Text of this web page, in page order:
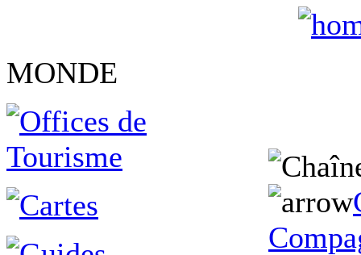
MONDE